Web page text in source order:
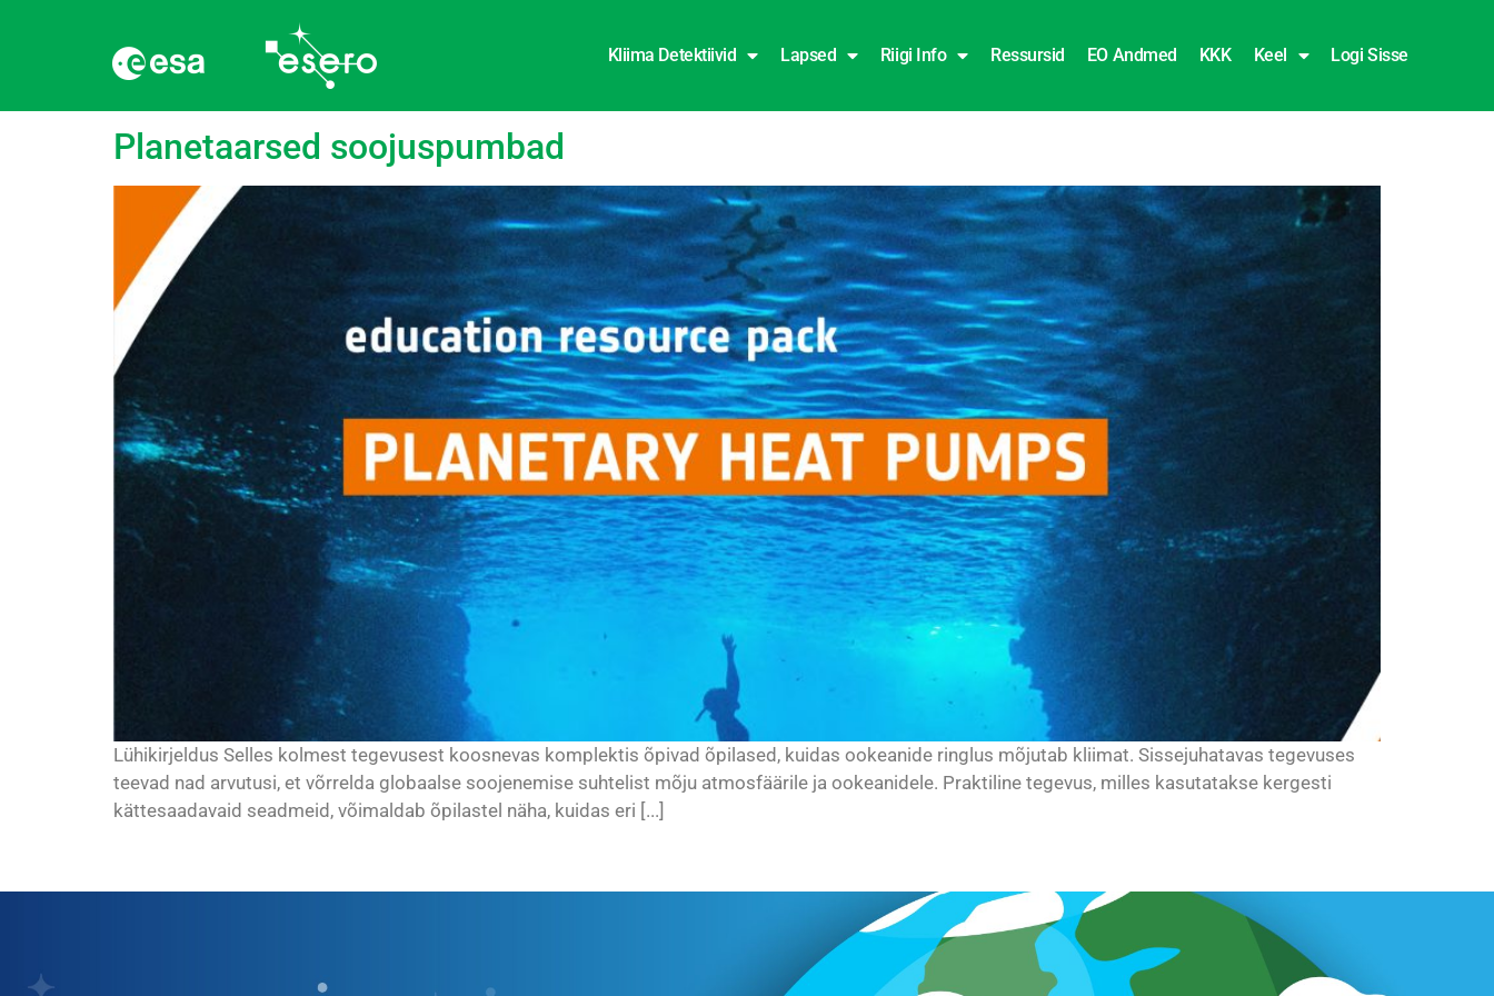
Kliima Detektiivid Lapsed Riigi Info Ressursid EO Andmed KKK Keel Logi Sisse
Silt:Golfi hoovus
Planetaarsed soojuspumbad
Lühikirjeldus Selles kolmest tegevusest koosnevas komplektis õpivad õpilased, kuidas ookeanide ringlus mõjutab kliimat. Sissejuhatavas tegevuses
teevad nad arvutusi, et võrrelda globaalse soojenemise suhtelist mõju atmosfäärile ja ookeanidele. Praktiline tegevus, milles kasutatakse kergesti
kättesaadavaid seadmeid, võimaldab õpilastel näha, kuidas eri [...]